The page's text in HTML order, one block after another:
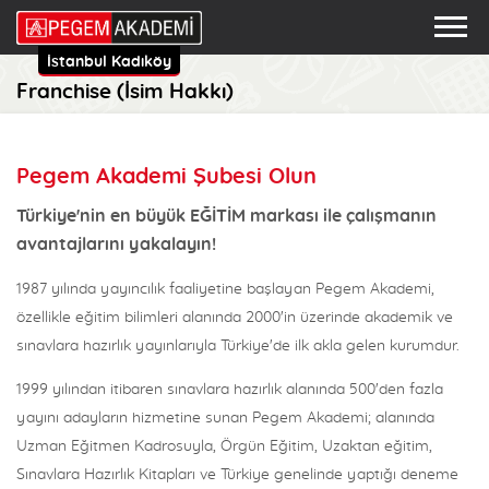
İstanbul Kadıköy
Franchise (İsim Hakkı)
Pegem Akademi Şubesi Olun
Türkiye'nin en büyük EĞİTİM markası ile çalışmanın
avantajlarını yakalayın!
1987 yılında yayıncılık faaliyetine başlayan Pegem Akademi,
özellikle eğitim bilimleri alanında 2000'in üzerinde akademik ve
sınavlara hazırlık yayınlarıyla Türkiye'de ilk akla gelen kurumdur.
1999 yılından itibaren sınavlara hazırlık alanında 500'den fazla
yayını adayların hizmetine sunan Pegem Akademi; alanında
Uzman Eğitmen Kadrosuyla, Örgün Eğitim, Uzaktan eğitim,
Sınavlara Hazırlık Kitapları ve Türkiye genelinde yaptığı deneme